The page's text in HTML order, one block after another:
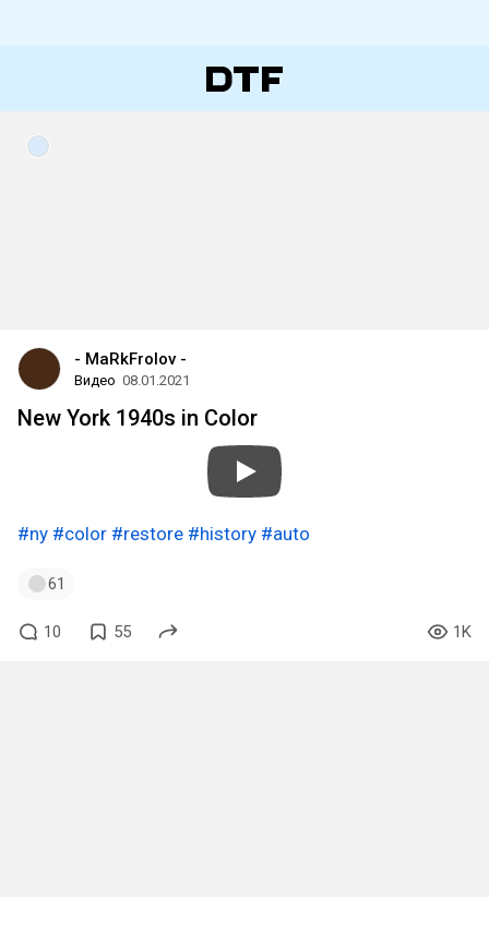
- MaRkFrolov -
Видео 08.01.2021
New York 1940s in Color
#ny #color #restore #history #auto
61
10 55 1K